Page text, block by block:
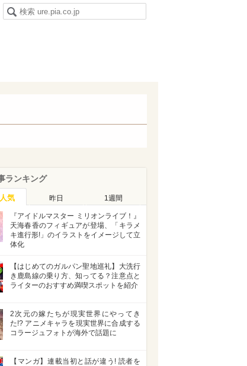
ランキング
気 昨日 1週間
『アイドルマスター ミリオンライブ！』
天海春香のフィギュアが登場、「キラメ
キ進行形!」のイラストをイメージして立
体化
【はじめてのガルパン聖地巡礼】大洗行
き鹿島線の乗り方、知ってる？注意点と
ライターのおすすめ満喫スポットを紹介
2次元の嫁たちが現実世界にやってき
た!? アニメキャラを現実世界に合成する
コラージュフォトが海外で話題に
【マンガ】連載当初と話が違う! 読者を